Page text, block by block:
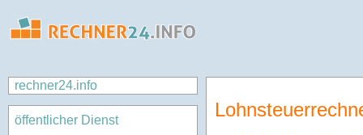
rechner24.info
öffentlicher Dienst